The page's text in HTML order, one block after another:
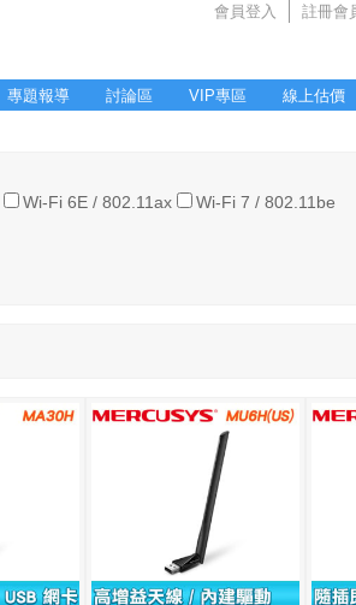
會員登入 註冊會
專題報導 討論區 VIP專區 線上估價
Wi-Fi 6E / 802.11ax
Wi-Fi 7 / 802.11be